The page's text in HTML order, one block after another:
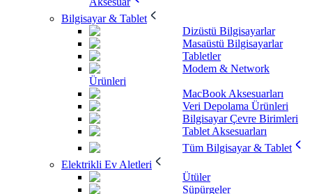
Bilgisayar & Tablet
Dizüstü Bilgisayarlar
Masaüstü Bilgisayarlar
Tabletler
Modem & Network
Ürünleri
MacBook Aksesuarları
Veri Depolama Ürünleri
Bilgisayar Çevre Birimleri
Tablet Aksesuarları
Tüm Bilgisayar & Tablet
Elektrikli Ev Aletleri
Ütüler
Süpürgeler